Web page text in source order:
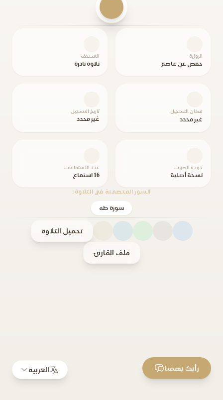
الرواية
حفص عن عاصم
المصحف
تلاوة نادرة
مكان التسجيل
غير محدد
تاريخ التسجيل
غير محدد
جودة الصوت
نسخة أصلية
عدد الاستماعات
16 استماع
السور المتضمنة في التلاوة:
سورة طه
تحميل التلاوة
ملف القارئ
العربية رأيك يهمنا